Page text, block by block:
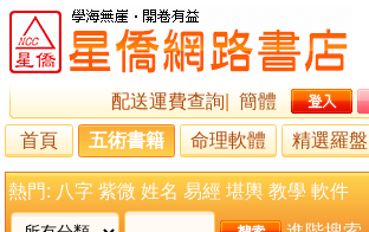
配送運費查詢
簡體
首頁
五術書籍 命理軟體 精選羅盤
熱門: 八字 紫微 姓名 易經 堪輿 教學 軟件